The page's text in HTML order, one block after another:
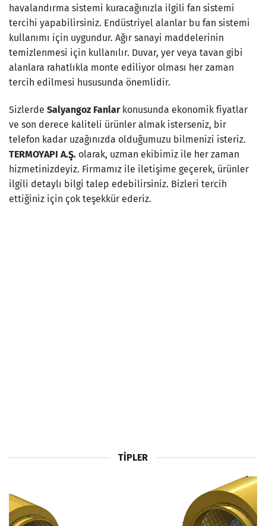
havalandırma sistemi kuracağınızla ilgili fan sistemi
tercihi yapabilirsiniz. Endüstriyel alanlar bu fan sistemi
kullanımı için uygundur. Ağır sanayi maddelerinin
temizlenmesi için kullanılır. Duvar, yer veya tavan gibi
alanlara rahatlıkla monte ediliyor olması her zaman
tercih edilmesi hususunda önemlidir.
Sizlerde Salyangoz Fanlar konusunda ekonomik fiyatlar
ve son derece kaliteli ürünler almak isterseniz, bir
telefon kadar uzağınızda olduğumuzu bilmenizi isteriz.
TERMOYAPI A.Ş. olarak, uzman ekibimiz ile her zaman
hizmetinizdeyiz. Firmamız ile iletişime geçerek, ürünler
ilgili detaylı bilgi talep edebilirsiniz. Bizleri tercih
ettiğiniz için çok teşekkür ederiz.
TIPLER